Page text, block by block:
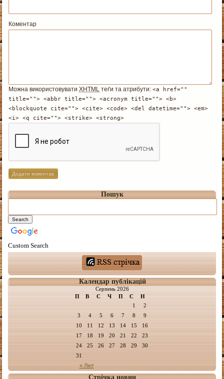
Коментар
Можна використовуватиXHTML теґи та атрибути:<a href=""
title=""> <abbr title=""> <acronym title=""> <b>
<blockquote cite=""> <cite> <code> <del datetime=""> <em>
<i> <q cite=""> <strike> <strong>
Пошук
Custom Search
Календар публікацій
Серпень 2026
П
В С Ч П С Н
« Лют
1
2
3
4 5 6 7 8
9
10
11 12 13 14 15
16
17
18 19 20 21 22
23
24
25 26 27 28 29
30
31
Стрічка новин